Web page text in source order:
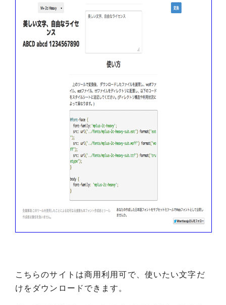
こちらのサイトは商用利用可で、使いたい文字だ
けをダウンロードできます。